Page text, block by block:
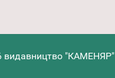
видавництво "КАМЕНЯР"